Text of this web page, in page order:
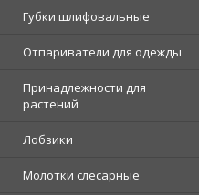
Губки шлифовальные
Отпариватели для одежды
Принадлежности для
растений
Лобзики
Молотки слесарные